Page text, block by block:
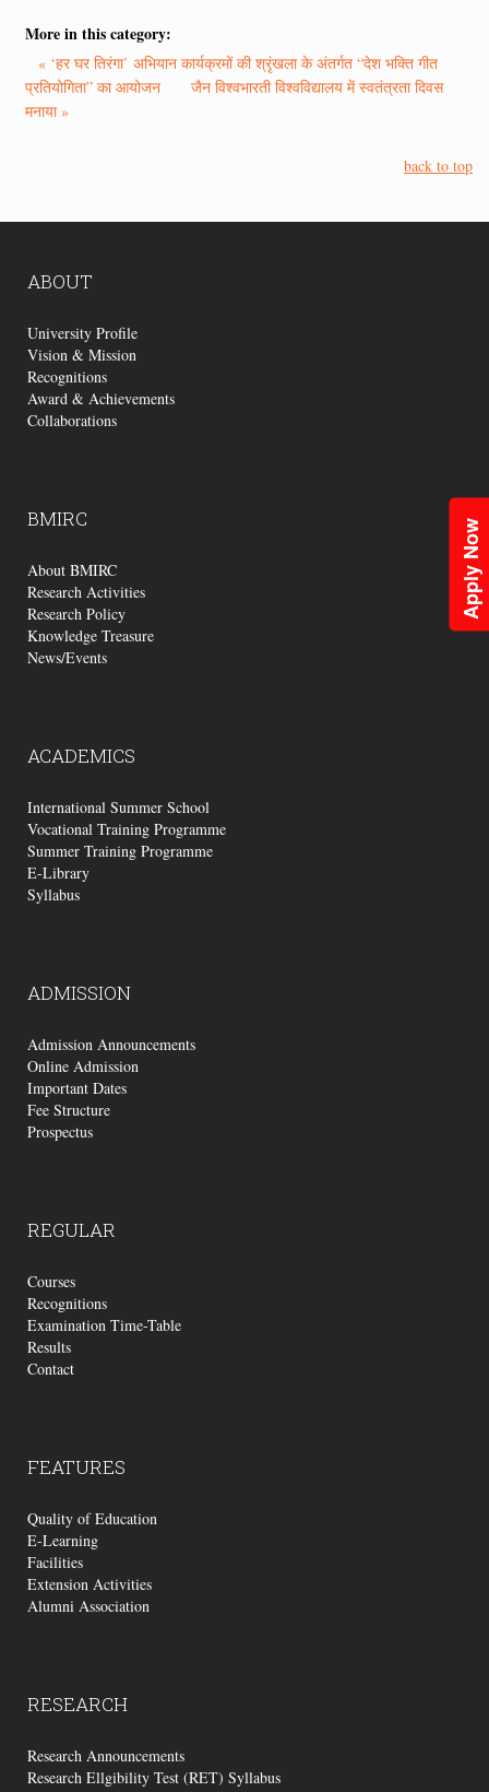
Apply Now
More in this category:
« ‘हर घर तिरंगा’ अभियान कार्यक्रमों की श्रृंखला के अंतर्गत “देश भक्ति गीत
प्रतियोगिता” का आयोजन
जैन विश्वभारती विश्वविद्यालय में स्वतंत्रता दिवस
मनाया »
back to top
ABOUT
University Profile
Vision & Mission
Recognitions
Award & Achievements
Collaborations
BMIRC
About BMIRC
Research Activities
Research Policy
Knowledge Treasure
News/Events
ACADEMICS
International Summer School
Vocational Training Programme
Summer Training Programme
E-Library
Syllabus
ADMISSION
Admission Announcements
Online Admission
Important Dates
Fee Structure
Prospectus
REGULAR
Courses
Recognitions
Examination Time-Table
Results
Contact
FEATURES
Quality of Education
E-Learning
Facilities
Extension Activities
Alumni Association
RESEARCH
Research Announcements
Research Ellgibility Test (RET) Syllabus